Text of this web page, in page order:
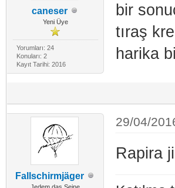
caneser
Yeni Üye
Yorumları: 24
Konuları: 2
Kayıt Tarihi: 2016
bir
tıraş
harika
Fallschirmjäger
29/04/
Rapira